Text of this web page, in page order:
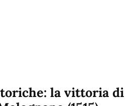
la vittoria di